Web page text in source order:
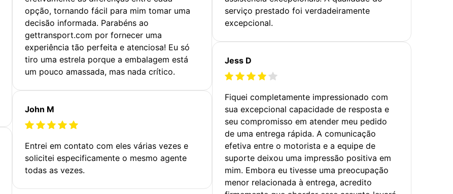
opção, tornando fácil para mim tomar uma
decisão informada. Parabéns ao
gettransport.com por fornecer uma
experiência tão perfeita e atenciosa! Eu só
tiro uma estrela porque a embalagem está
um pouco amassada, mas nada crítico.
John M
Entrei em contato com eles várias vezes e
solicitei especificamente o mesmo agente
todas as vezes.
serviço prestado foi verdadeiramente
excepcional.
Jess D
Fiquei completamente impressionado com
sua excepcional capacidade de resposta e
seu compromisso em atender meu pedido
de uma entrega rápida. A comunicação
efetiva entre o motorista e a equipe de
suporte deixou uma impressão positiva em
mim. Embora eu tivesse uma preocupação
menor relacionada à entrega, acredito